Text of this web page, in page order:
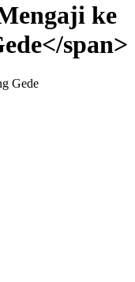
ke
span>
Gede